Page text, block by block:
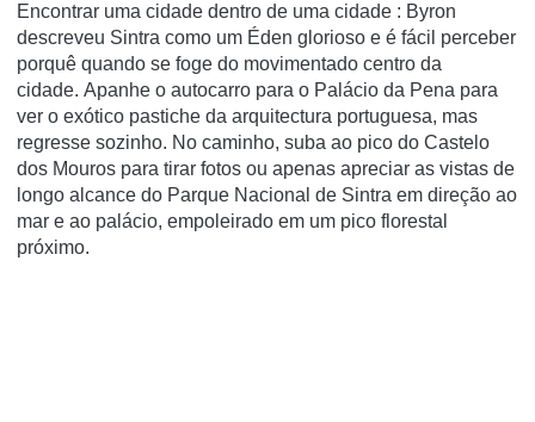
Encontrar uma cidade dentro de uma cidade : Byron
descreveu Sintra como um Éden glorioso e é fácil perceber
porquê quando se foge do movimentado centro da
cidade. Apanhe o autocarro para o Palácio da Pena para
ver o exótico pastiche da arquitectura portuguesa, mas
regresse sozinho. No caminho, suba ao pico do Castelo
dos Mouros para tirar fotos ou apenas apreciar as vistas de
longo alcance do Parque Nacional de Sintra em direção ao
mar e ao palácio, empoleirado em um pico florestal
próximo.